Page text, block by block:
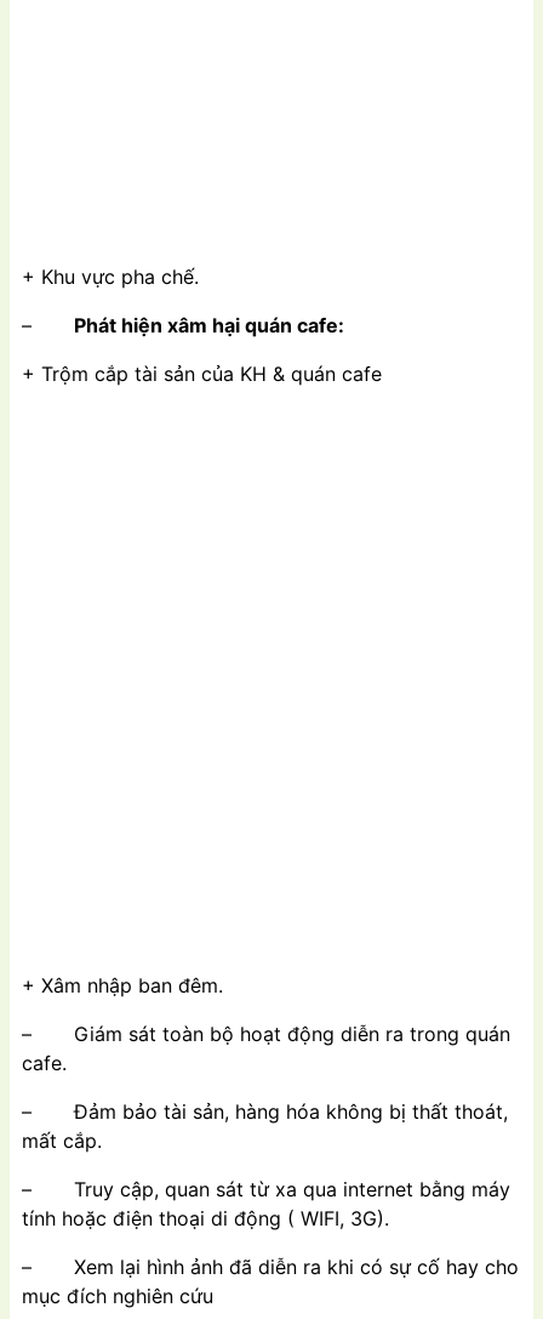
+ Khu vực pha chế.
– Phát hiện xâm hại quán cafe:
+ Trộm cắp tài sản của KH & quán cafe
+ Xâm nhập ban đêm.
– Giám sát toàn bộ hoạt động diễn ra trong quán
cafe.
– Đảm bảo tài sản, hàng hóa không bị thất thoát,
mất cắp.
– Truy cập, quan sát từ xa qua internet bằng máy
tính hoặc điện thoại di động ( WIFI, 3G).
– Xem lại hình ảnh đã diễn ra khi có sự cố hay cho
mục đích nghiên cứu